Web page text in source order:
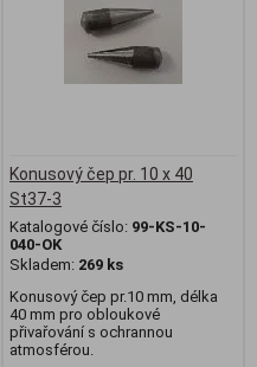
Konusový čep pr. 10 x 40
St37-3
Katalogové číslo: 99-KS-10-
040-OK
Skladem: 269 ks
Konusový čep pr.10 mm, délka
40 mm pro obloukové
přivařování s ochrannou
atmosférou.